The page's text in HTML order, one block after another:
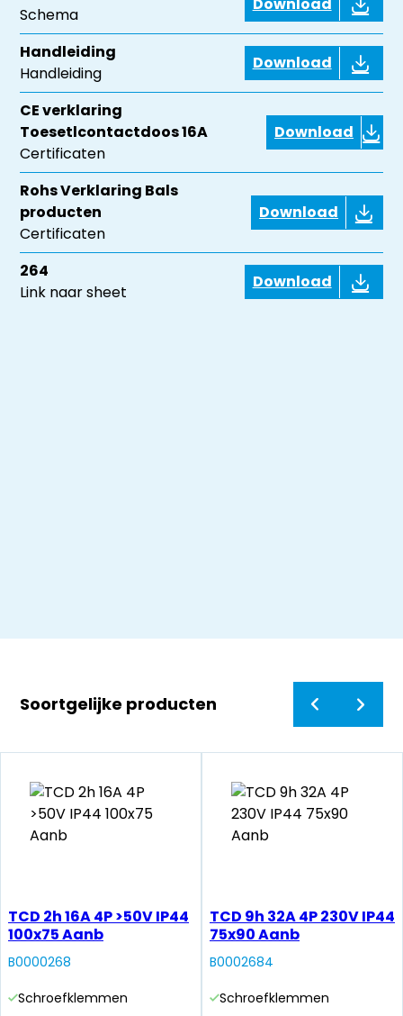
Schema
Download
Handleiding
Handleiding
Download
CE verklaring
Toesetlcontactdoos 16A
Certificaten
Download
Rohs Verklaring Bals
producten
Certificaten
Download
264
Link naar sheet
Download
Soortgelijke producten
TCD 2h 16A 4P >50V IP44
100x75 Aanb
B0000268
Schroefklemmen
TCD 9h 32A 4P 230V IP44
75x90 Aanb
B0002684
Schroefklemmen